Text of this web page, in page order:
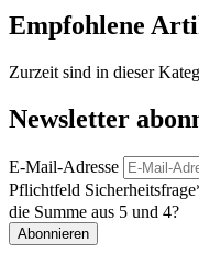
Empfohlene
Zurzeit sind in dieser
Newsletter
E-Mail-Adresse
Pflichtfeld Sicherheitsfrage
die Summe aus 5 und 4?
Abonnieren